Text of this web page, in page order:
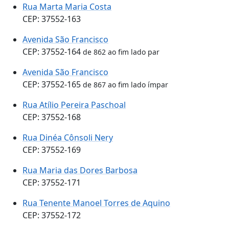
Rua Marta Maria Costa
CEP: 37552-163
Avenida São Francisco
CEP: 37552-164 de 862 ao fim lado par
Avenida São Francisco
CEP: 37552-165 de 867 ao fim lado ímpar
Rua Atílio Pereira Paschoal
CEP: 37552-168
Rua Dinéa Cônsoli Nery
CEP: 37552-169
Rua Maria das Dores Barbosa
CEP: 37552-171
Rua Tenente Manoel Torres de Aquino
CEP: 37552-172